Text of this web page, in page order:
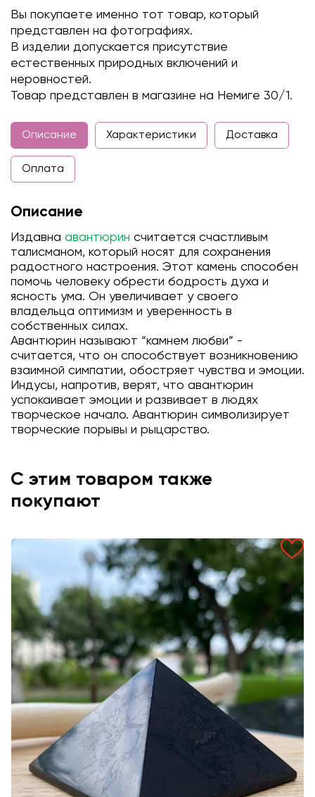
Вы покупаете именно тот товар, который
представлен на фотографиях.
В изделии допускается присутствие
естественных природных включений и
неровностей.
Товар представлен в магазине на Немиге 30/1.
Описание Характеристики Доставка
Оплата
Описание
Издавна авантюрин считается счастливым
талисманом, который носят для сохранения
радостного настроения. Этот камень способен
помочь человеку обрести бодрость духа и
ясность ума. Он увеличивает у своего
владельца оптимизм и уверенность в
собственных силах.
Авантюрин называют “камнем любви” -
считается, что он способствует возникновению
взаимной симпатии, обостряет чувства и эмоции.
Индусы, напротив, верят, что авантюрин
успокаивает эмоции и развивает в людях
творческое начало. Авантюрин символизирует
творческие порывы и рыцарство.
С этим товаром также
покупают